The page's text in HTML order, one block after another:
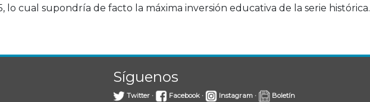
lo cual supondría de facto la máxima inversión educativa de la serie histórica.
Síguenos
Twitter· Facebook· Instagram· Boletín